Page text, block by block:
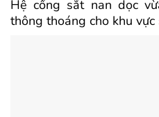
Hệ cổng sắt nan dọc
thông thoáng cho khu vực